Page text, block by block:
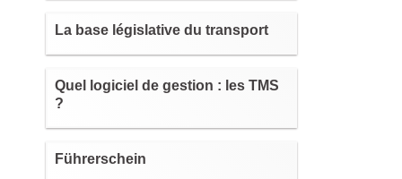
La base législative du transport
Quel logiciel de gestion : les TMS
?
Führerschein